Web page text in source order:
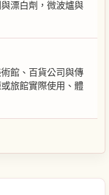
漂白劑，微波爐與
館、百貨公司與傳
旅館實際使用、體